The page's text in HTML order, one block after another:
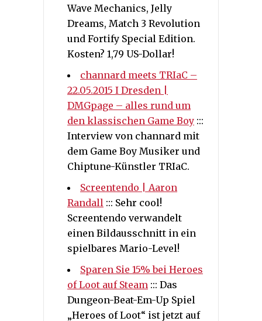
Wave Mechanics, Jelly
Dreams, Match 3 Revolution
und Fortify Special Edition.
Kosten? 1,79 US-Dollar!
channard meets TRIaC –
22.05.2015 I Dresden |
DMGpage – alles rund um
den klassischen Game Boy :::
Interview von channard mit
dem Game Boy Musiker und
Chiptune-Künstler TRIaC.
Screentendo | Aaron
Randall ::: Sehr cool!
Screentendo verwandelt
einen Bildausschnitt in ein
spielbares Mario-Level!
Sparen Sie 15% bei Heroes
of Loot auf Steam ::: Das
Dungeon-Beat-Em-Up Spiel
„Heroes of Loot“ ist jetzt auf